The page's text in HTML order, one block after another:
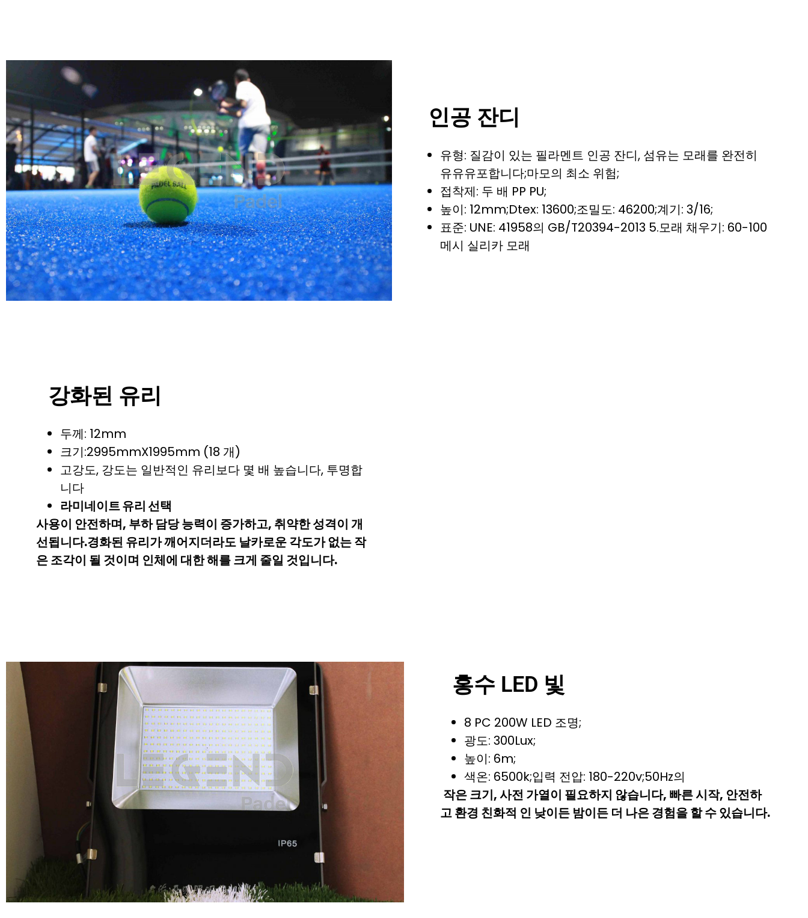
인공 잔디
유형: 질감이 있는 필라멘트 인공 잔디, 섬유는 모래를 완전히
유유유포합니다;마모의 최소 위험;
접착제: 두 배 PP PU;
높이: 12mm;dtex: 13600;조밀도: 46200;계기: 3/16;
표준: UNE: 41958의 GB/T20394-2013 5.모래 채우기: 60-100
메시 실리카 모래
강화된 유리
두께: 12mm
크기:2995mmX1995mm (18 개)
고강도, 강도는 일반적인 유리보다 몇 배 높습니다, 투명합
니다
라미네이트 유리 선택
사용이 안전하며, 부하 담당 능력이 증가하고, 취약한 성격이 개
선됩니다.경화된 유리가 깨어지더라도 날카로운 각도가 없는 작
은 조각이 될 것이며 인체에 대한 해를 크게 줄일 것입니다.
홍수 LED 빛
8 PC 200W LED 조명;
광도: 300Lux;
높이: 6m;
색온: 6500k;입력 전압: 180-220v;50Hz의
작은 크기, 사전 가열이 필요하지 않습니다, 빠른 시작, 안전하
고 환경 친화적 인 낮이든 밤이든 더 나은 경험을 할 수 있습니다.